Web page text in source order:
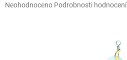
Průměrné
Neohodnoceno Podrobnosti hodnocení